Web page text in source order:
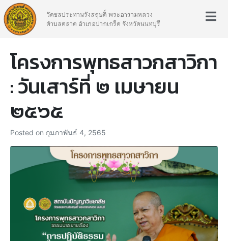
วัดชลประทานรังสฤษดิ์ พระอารามหลวง
ตำบลตลาด อำเภอปากเกร็ด จังหวัดนนทบุรี
โครงการพุทธสาวกสาวิกา
: วันเสาร์ที่ ๒ เมษายน
๒๕๖๕
Posted on กุมภาพันธ์ 4, 2565